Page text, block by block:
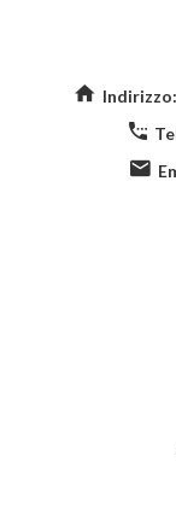
Indirizzo: